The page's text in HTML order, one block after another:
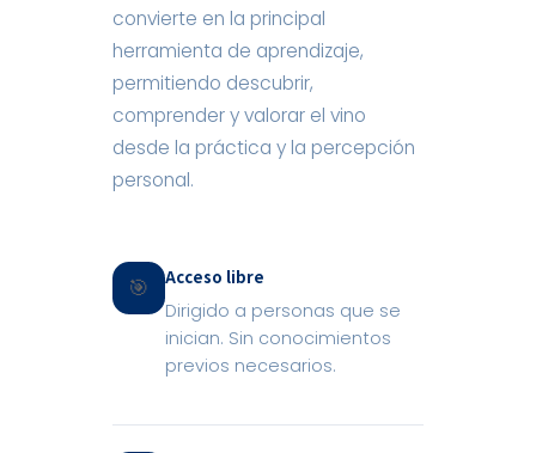
convierte en la principal
herramienta de aprendizaje,
permitiendo descubrir,
comprender y valorar el vino
desde la práctica y la percepción
personal.
🎯 Acceso libre
Dirigido a personas que se
inician. Sin conocimientos
previos necesarios.